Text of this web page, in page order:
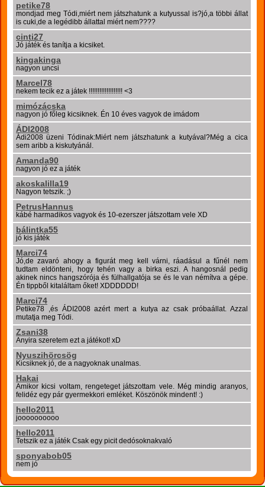
petike78
mondjad meg Tódi,miért nem játszhatunk a kutyussal is?jó,a többi állat
is cuki,de a legédibb állattal miért nem????
cinti27
Jó játék és tanítja a kicsiket.
kingakinga
nagyon uncsi
Marcel78
nekem tecik ez a játek !!!!!!!!!!!!!!!!!!! <3
mimózácska
nagyon jó főleg kicsiknek. Én 10 éves vagyok de imádom
ÁDI2008
Ádi2008 üzeni Tódinak:Miért nem játszhatunk a kutyával?Még a cica
sem aribb a kiskutyánál.
Amanda90
nagyon jó ez a játék
akoskalilla19
Nagyon tetszik. ;)
PetrusHannus
kábé harmadikos vagyok és 10-ezerszer játszottam vele XD
bálintka55
jó kis játék
Marci74
Jó,de zavaró ahogy a figurát meg kell várni, ráadásul a fűnél nem
tudtam eldönteni, hogy tehén vagy a birka eszi. A hangosnál pedig
akinek nincs hangszórója és fülhallgatója se és le van némítva a gépe.
Én tippből kitaláltam őket! XDDDDDD!
Marci74
Petike78 ,és ÁDI2008 azért mert a kutya az csak próbaállat. Azzal
mutatja meg Tódi.
Zsani38
Anyira szeretem ezt a játékot! xD
Nyuszihörcsög
Kicsiknek jó, de a nagyoknak unalmas.
Hakai
Amikor kicsi voltam, rengeteget játszottam vele. Még mindig aranyos,
felidéz egy pár gyermekkori emléket. Köszönök mindent! :)
hello2011
joooooooooo
hello2011
Tetszik ez a játék Csak egy picit dedósoknakvaló
sponyabob05
nem jó